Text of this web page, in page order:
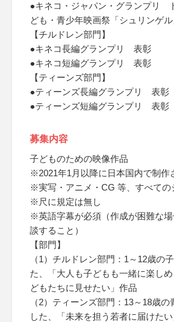
●キネコ・ジャパン・グランプリ
ども・青少年映画祭「シュリンゲ
【チルドレン部門】
●キネコ長編グランプリ 表彰
●キネコ短編グランプリ 表彰
【ティーンズ部門】
●ティーンズ長編グランプリ 表彰
●ティーンズ短編グランプリ 表彰
募集内容
子どものための映像作品
※2021年1月以降に日本国内で制作
※実写・アニメ・CG 等、すべての
※尺に規定は無し
※英語字幕が必須（作成が困難な
談すること）
【部門】
（1）チルドレン部門：1～12歳の
た、「大人も子どもも一緒に楽し
どもたちに見せたい」作品
（2）ティーンズ部門：13～18歳の
した、「未来を担う若者に届けた